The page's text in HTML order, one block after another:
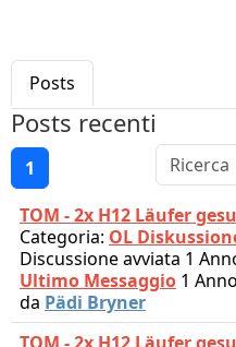
Posts
Posts recenti
1
TOM - 2x H12 Läufer
Categoria: OL
Discussione avviata 1
Ultimo Messaggio 1
da Pädi Bryner